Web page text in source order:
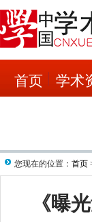
首页 学术
您现在的位置： 首页
《曝